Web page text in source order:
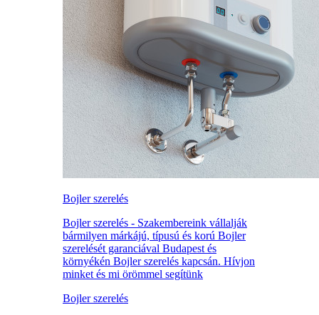
Bojler szerelés
Bojler szerelés - Szakembereink vállalják
bármilyen márkájú, típusú és korú Bojler
szerelését garanciával Budapest és
környékén Bojler szerelés kapcsán. Hívjon
minket és mi örömmel segítünk
Bojler szerelés